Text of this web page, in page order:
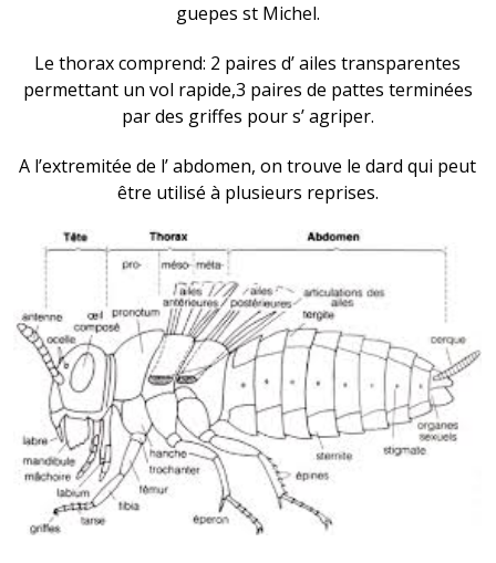
guepes st Michel.
Le thorax comprend: 2 paires d’ ailes transparentes
permettant un vol rapide,3 paires de pattes terminées
par des griffes pour s’ agriper.
A l’extremitée de l’ abdomen, on trouve le dard qui peut
être utilisé à plusieurs reprises.